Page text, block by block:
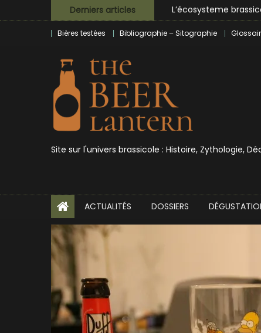
to
Derniers articles
L’écosysteme
Zoumaï : pionnier de
L’intelligence
Bières testées Bibliographie – Sitographie
Site sur l'univers brassicole : Histoire, Zythologie,
ACTUALITÉS DOSSIERS